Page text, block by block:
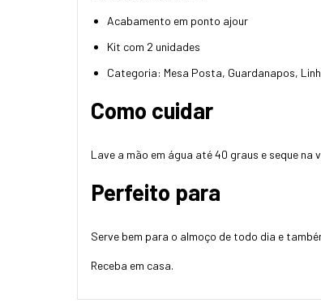
Acabamento em ponto ajour
Kit com 2 unidades
Categoria: Mesa Posta, Guardanapos,
Como cuidar
Lave a mão em água até 40 graus e seque
Perfeito para
Serve bem para o almoço de todo dia e
Receba em casa.